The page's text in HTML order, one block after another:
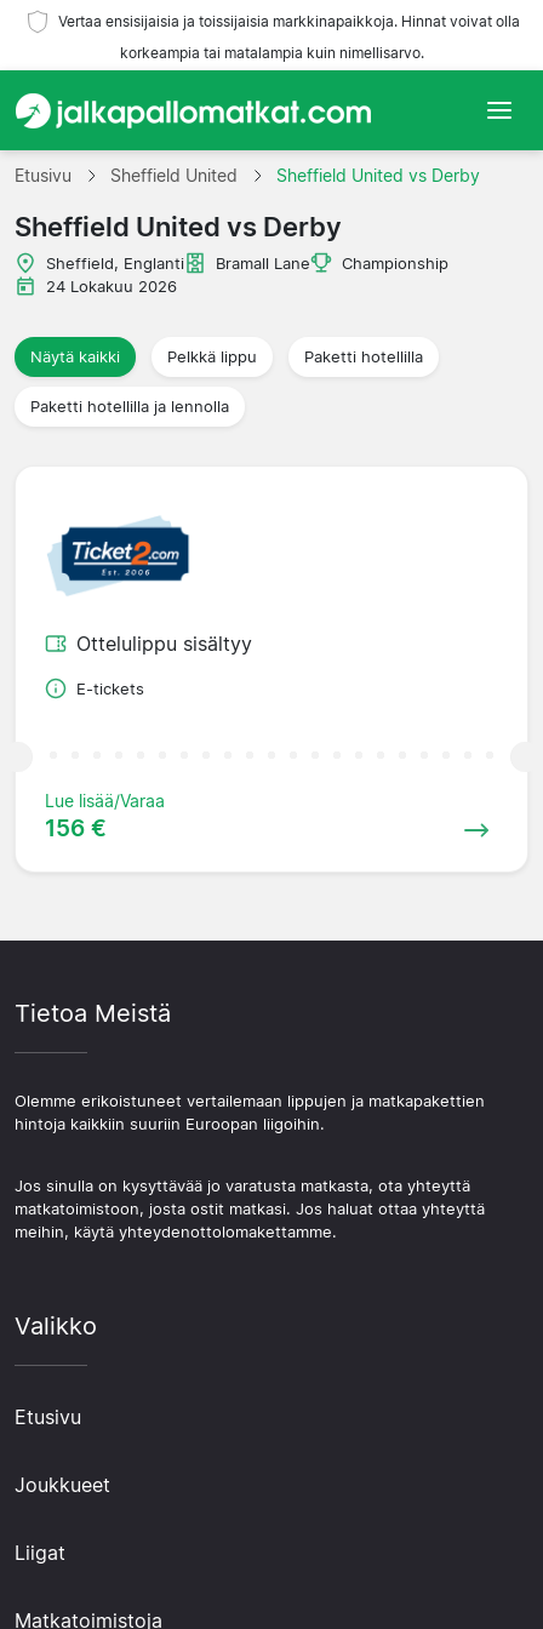
Vertaa ensisijaisia ja toissijaisia markkinapaikkoja. Hinnat voivat olla
korkeampia tai matalampia kuin nimellisarvo.
Etusivu
Joukkueet
Liigat
Matkatoimistoja
Etusivu Sheffield United Sheffield United vs Derby
Sheffield United vs Derby
Sheffield, Englanti Bramall Lane
Championship
24 Lokakuu 2026
Näytä kaikki Pelkkä lippu Paketti hotellilla
Paketti hotellilla ja lennolla
Ottelulippu sisältyy
E-tickets
Lue lisää/Varaa
156 €
Tietoa Meistä
Olemme erikoistuneet vertailemaan lippujen ja matkapakettien
hintoja kaikkiin suuriin Euroopan liigoihin.
Jos sinulla on kysyttävää jo varatusta matkasta, ota yhteyttä
matkatoimistoon, josta ostit matkasi. Jos haluat ottaa yhteyttä
meihin, käytä yhteydenottolomakettamme.
Valikko
Etusivu
Joukkueet
Liigat
Matkatoimistoja